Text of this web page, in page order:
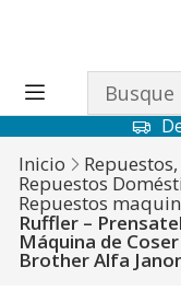
Inicio
Repuestos
Repuestos
Ruffler –
Máquina de
Brother Alfa